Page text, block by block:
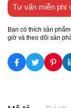
Tư vấn miễn phí
Bạn có thích sản
giờ và theo dõi sản